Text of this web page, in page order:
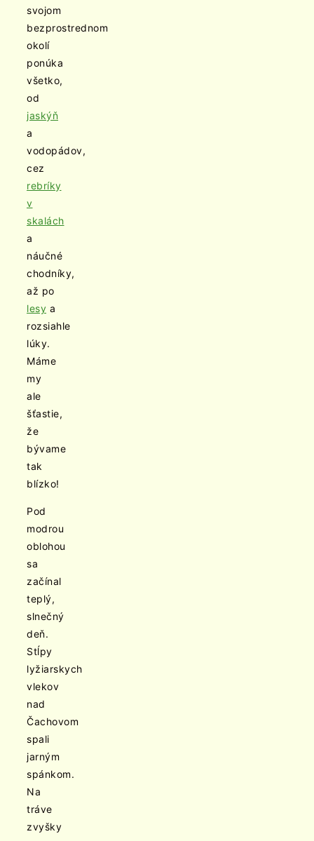
svojom
bezprostrednom
okolí
ponúka
všetko,
od
jaskýň
a
vodopádov,
cez
rebríky
v
skalách
a
náučné
chodníky,
až po
lesy a
rozsiahle
lúky.
Máme
my
ale
šťastie,
že
bývame
tak
blízko!
Pod
modrou
oblohou
sa
začínal
teplý,
slnečný
deň.
Stĺpy
lyžiarskych
vlekov
nad
Čachovom
spali
jarným
spánkom.
Na
tráve
zvyšky